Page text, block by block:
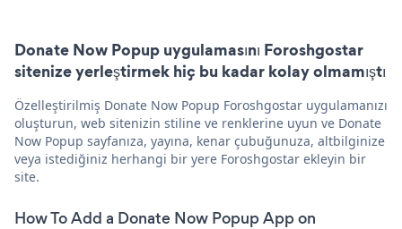
Donate Now Popup uygulamasını Foroshgostar
sitenize yerleştirmek hiç bu kadar kolay olmamıştı
Özelleştirilmiş Donate Now Popup Foroshgostar uygulamanızı
oluşturun, web sitenizin stiline ve renklerine uyun ve Donate
Now Popup sayfanıza, yayına, kenar çubuğunuza, altbilginize
veya istediğiniz herhangi bir yere Foroshgostar ekleyin bir
site.
How To Add a Donate Now Popup App on